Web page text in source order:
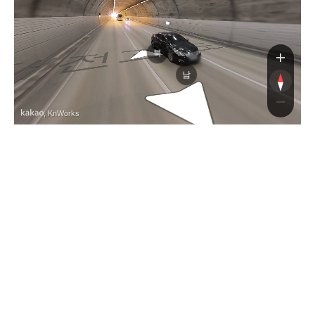
로
북
남
, KnWorks